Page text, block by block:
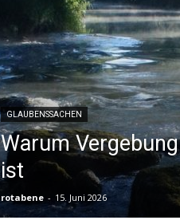
GLAUBENSSACHEN
Warum
ist
rotabene - 15. Juni 2026